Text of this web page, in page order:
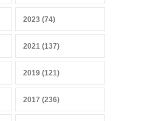
Convicciones gremiales
Sobrevivir a la IA, sensores y
2023 (74)
2021 (137)
2019 (121)
2017 (236)